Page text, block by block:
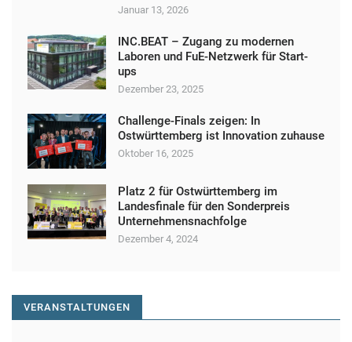
Januar 13, 2026
INC.BEAT – Zugang zu modernen
Laboren und FuE-Netzwerk für Start-
ups
Dezember 23, 2025
Challenge-Finals zeigen: In
Ostwürttemberg ist Innovation zuhause
Oktober 16, 2025
Platz 2 für Ostwürttemberg im
Landesfinale für den Sonderpreis
Unternehmensnachfolge
Dezember 4, 2024
VERANSTALTUNGEN